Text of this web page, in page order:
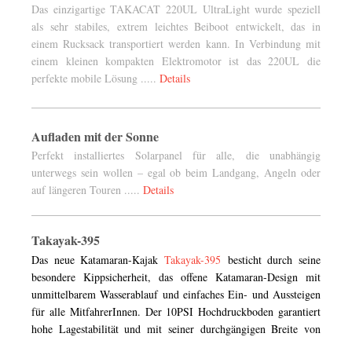
Das einzigartige TAKACAT 220UL UltraLight wurde speziell
als sehr stabiles, extrem leichtes Beiboot entwickelt, das in
einem Rucksack transportiert werden kann. In Verbindung mit
einem kleinen kompakten Elektromotor ist das 220UL die
perfekte mobile Lösung ..... Details
Aufladen mit der Sonne
Perfekt installiertes Solarpanel für alle, die unabhängig
unterwegs sein wollen – egal ob beim Landgang, Angeln oder
auf längeren Touren ..... Details
Takayak-395
Das neue Katamaran-Kajak Takayak-395 besticht durch seine
besondere Kippsicherheit, das offene Katamaran-Design mit
unmittelbarem Wasserablauf und einfaches Ein- und Aussteigen
für alle MitfahrerInnen. Der 10PSI Hochdruckboden garantiert
hohe Lagestabilität und mit seiner durchgängigen Breite von